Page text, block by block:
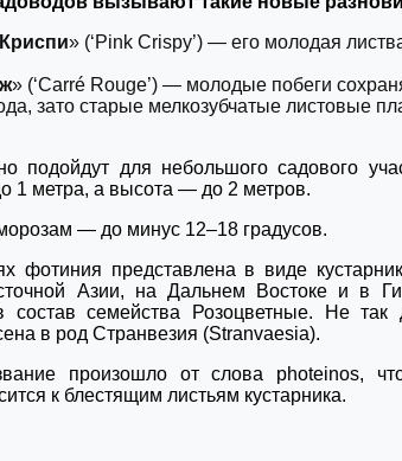
» (‘Pink Crispy’) — его молодая
» (‘Carré Rouge’) — молодые побеги
зато старые мелкозубчатые листовые
подойдут для небольшого садового
1 метра, а высота — до 2 метров.
— до минус 12–18 градусов.
фотиния представлена в виде
Азии, на Дальнем Востоке и в
состав семейства Розоцветные. Не
в род Странвезия (Stranvaesia).
произошло от слова photeinos,
к блестящим листьям кустарника.